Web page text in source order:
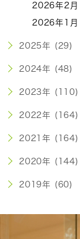
2026年2
2026年1
2025年 (29)
2024年 (48)
2023年 (110)
2022年 (164)
2021年 (164)
2020年 (144)
2019年 (60)